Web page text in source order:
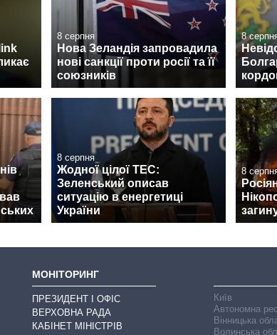
8 серпня
Нова Зеландія запровадила
нові санкції проти росії та її
союзників
8
8 серпня
Жодної цілої ТЕС:
Зеленський описав
ситуацію в енергетиці
України
8
МОНІТОРИНГ
ПРЕЗИДЕНТ І ОФІС
ВЕРХОВНА РАДА
КАБІНЕТ МІНІСТРІВ
Київ
Автономна
Вінницька
Волинська